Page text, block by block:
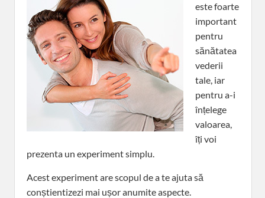
este foarte
important
pentru
sănătatea
vederii
tale, iar
pentru a-i
înțelege
valoarea,
îți voi
prezenta un experiment simplu.
Acest experiment are scopul de a te ajuta să
conștientizezi mai ușor anumite aspecte.